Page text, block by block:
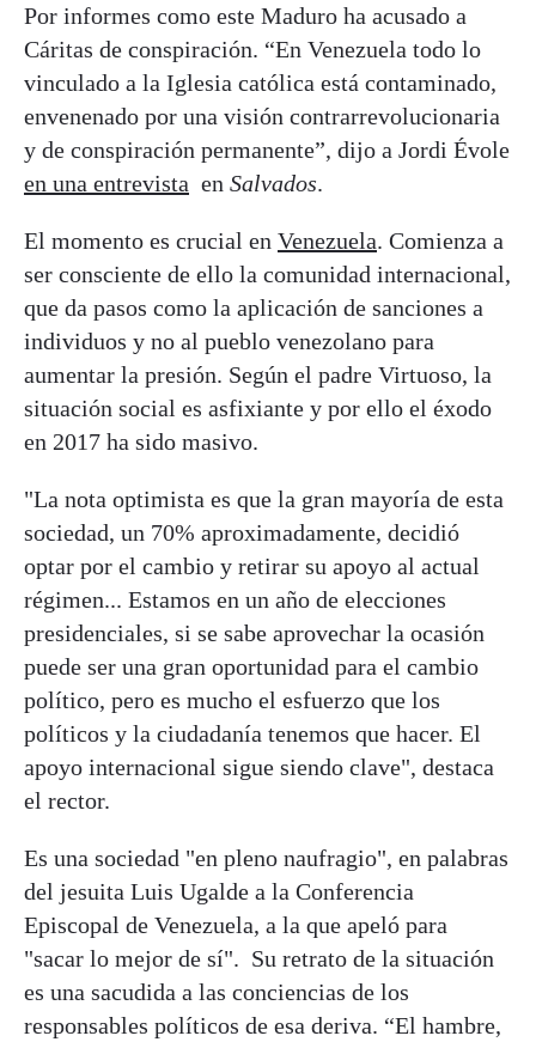
Por informes como este Maduro ha acusado a
Cáritas de conspiración. “En Venezuela todo lo
vinculado a la Iglesia católica está contaminado,
envenenado por una visión contrarrevolucionaria
y de conspiración permanente”, dijo a Jordi Évole
en una entrevista en Salvados.
El momento es crucial en Venezuela. Comienza a
ser consciente de ello la comunidad internacional,
que da pasos como la aplicación de sanciones a
individuos y no al pueblo venezolano para
aumentar la presión. Según el padre Virtuoso, la
situación social es asfixiante y por ello el éxodo
en 2017 ha sido masivo.
"La nota optimista es que la gran mayoría de esta
sociedad, un 70% aproximadamente, decidió
optar por el cambio y retirar su apoyo al actual
régimen... Estamos en un año de elecciones
presidenciales, si se sabe aprovechar la ocasión
puede ser una gran oportunidad para el cambio
político, pero es mucho el esfuerzo que los
políticos y la ciudadanía tenemos que hacer. El
apoyo internacional sigue siendo clave", destaca
el rector.
Es una sociedad "en pleno naufragio", en palabras
del jesuita Luis Ugalde a la Conferencia
Episcopal de Venezuela, a la que apeló para
"sacar lo mejor de sí". Su retrato de la situación
es una sacudida a las conciencias de los
responsables políticos de esa deriva. “El hambre,